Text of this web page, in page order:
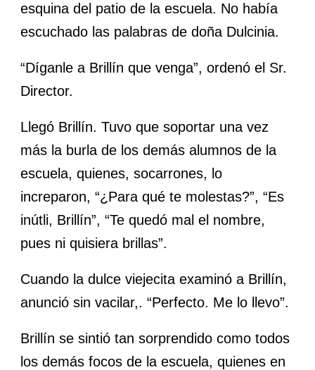
esquina del patio de la escuela. No había
escuchado las palabras de doña Dulcinia.
“Díganle a Brillín que venga”, ordenó el Sr.
Director.
Llegó Brillín. Tuvo que soportar una vez
más la burla de los demás alumnos de la
escuela, quienes, socarrones, lo
increparon, “¿Para qué te molestas?”, “Es
inútli, Brillín”, “Te quedó mal el nombre,
pues ni quisiera brillas”.
Cuando la dulce viejecita examinó a Brillín,
anunció sin vacilar,. “Perfecto. Me lo llevo”.
Brillín se sintió tan sorprendido como todos
los demás focos de la escuela, quienes en